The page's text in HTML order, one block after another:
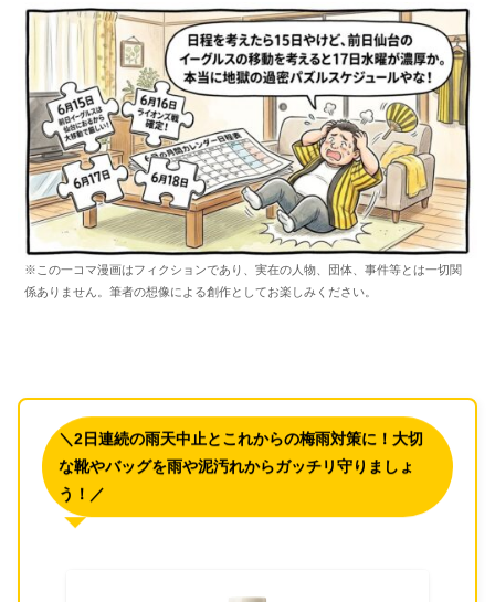
※この一コマ漫画はフィクションであり、実在の人物、団体、事件等とは一切関
係ありません。筆者の想像による創作としてお楽しみください。
＼2日連続の雨天中止とこれからの梅雨対策に！大切
な靴やバッグを雨や泥汚れからガッチリ守りましょ
う！／